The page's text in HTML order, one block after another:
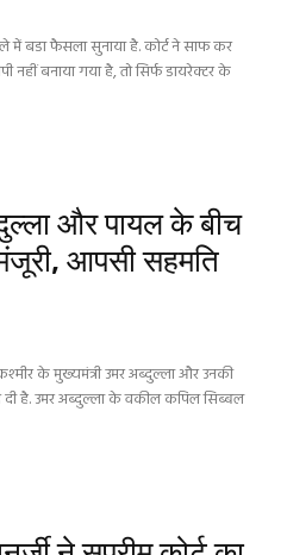
में बडा फैसला सुनाया है. कोर्ट ने साफ कर
नहीं बनाया गया है, तो सिर्फ डायरेक्टर के
और पायल के बीच
आपसी सहमति
के मुख्यमंत्री उमर अब्दुल्ला और उनकी
दी है. उमर अब्दुल्ला के वकील कपिल सिब्बल